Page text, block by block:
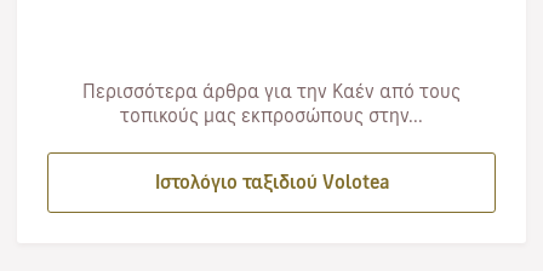
Περισσότερα άρθρα για την Καέν από τους
τοπικούς μας εκπροσώπους στην...
Ιστολόγιο ταξιδιού Volotea